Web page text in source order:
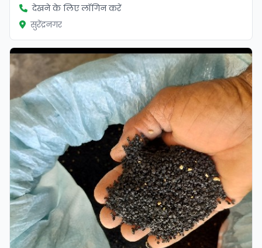
देखने के लिए लॉगिन करें
सुरेंद्रनगर